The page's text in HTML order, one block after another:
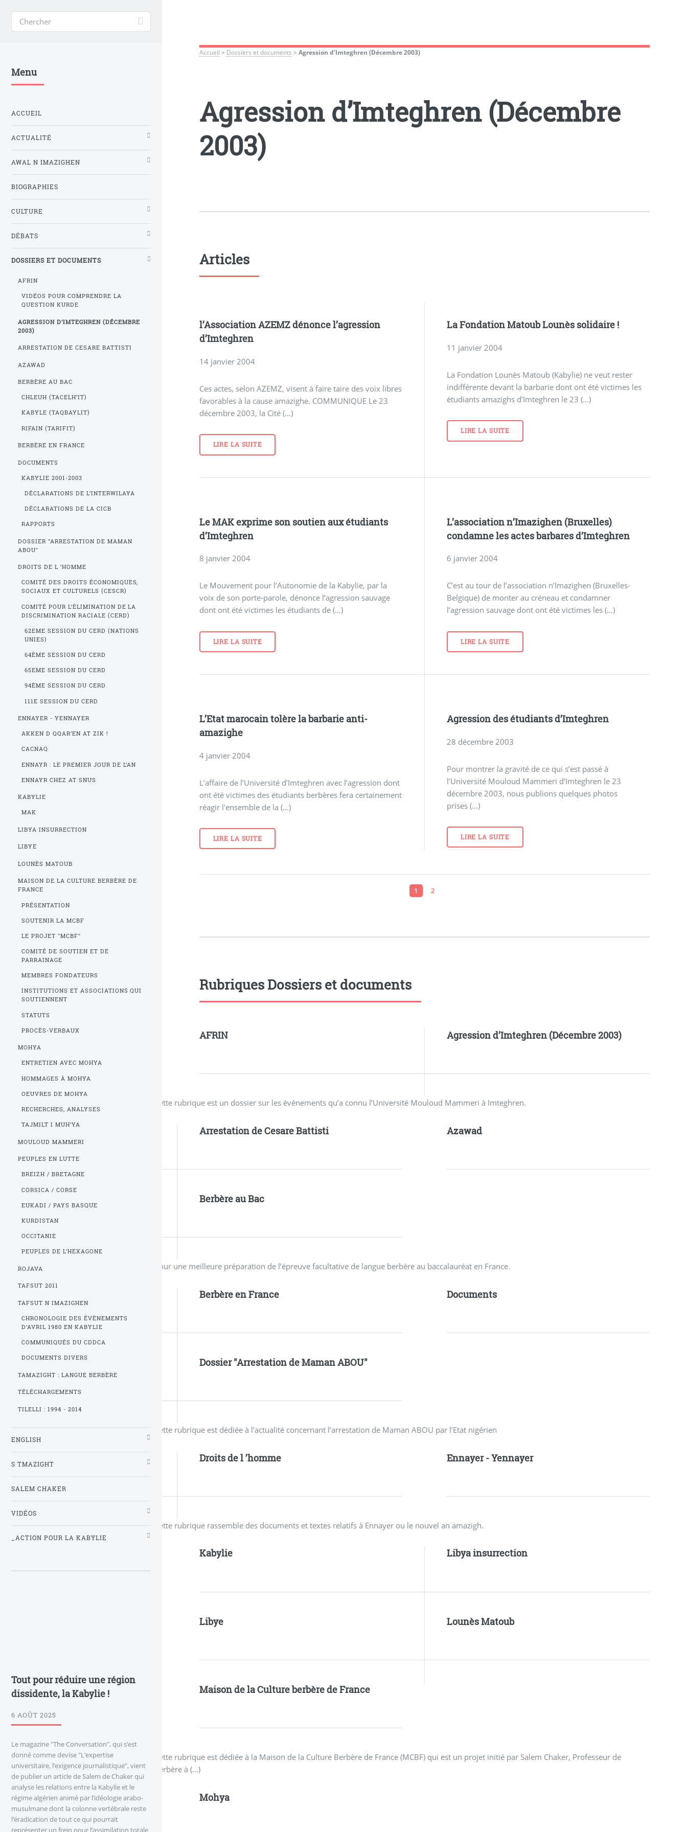
Accueil > Dossiers et documents >Agression d’Imteghren (Décembre 2003)
Agression d’Imteghren (Décembre
2003)
Articles
l’Association AZEMZ dénonce l’agression
d’Imteghren
14 janvier 2004
Ces actes, selon AZEMZ, visent à faire taire des voix libres
favorables à la cause amazighe. COMMUNIQUE Le 23
décembre 2003, la Cité (…)
LIRE LA SUITE
La Fondation Matoub Lounès solidaire !
11 janvier 2004
La Fondation Lounès Matoub (Kabylie) ne veut rester
indifférente devant la barbarie dont ont été victimes les
étudiants amazighs d’Imteghren le 23 (…)
LIRE LA SUITE
Le MAK exprime son soutien aux étudiants
d’Imteghren
8 janvier 2004
Le Mouvement pour l’Autonomie de la Kabylie, par la
voix de son porte-parole, dénonce l’agression sauvage
dont ont été victimes les étudiants de (…)
LIRE LA SUITE
L’association n’Imazighen (Bruxelles)
condamne les actes barbares d’Imteghren
6 janvier 2004
C’est au tour de l’association n’Imazighen (Bruxelles-
Belgique) de monter au créneau et condamner
l’agression sauvage dont ont été victimes les (…)
LIRE LA SUITE
L’Etat marocain tolère la barbarie anti-
amazighe
4 janvier 2004
L’affaire de l’Université d’Imteghren avec l’agression dont
ont été victimes des étudiants berbères fera certainement
réagir l’ensemble de la (…)
LIRE LA SUITE
Agression des étudiants d’Imteghren
28 décembre 2003
Pour montrer la gravité de ce qui s’est passé à
l’Université Mouloud Mammeri d’Imteghren le 23
décembre 2003, nous publions quelques photos
prises (…)
LIRE LA SUITE
1 2
Rubriques Dossiers et documents
AFRIN Agression d’Imteghren (Décembre 2003)
Cette rubrique est un dossier sur les événements qu’a connu l’Université Mouloud Mammeri à Imteghren.
Arrestation de Cesare Battisti Azawad
Berbère au Bac
Pour une meilleure préparation de l’épreuve facultative de langue berbère au baccalauréat en France.
Berbère en France Documents
Dossier "Arrestation de Maman ABOU"
Cette rubrique est dédiée à l’actualité concernant l’arrestation de Maman ABOU par l’Etat nigérien
Droits de l ’homme Ennayer - Yennayer
Cette rubrique rassemble des documents et textes relatifs à Ennayer ou le nouvel an amazigh.
Kabylie Libya insurrection
Libye Lounès Matoub
Maison de la Culture berbère de France
Cette rubrique est dédiée à la Maison de la Culture Berbère de France (MCBF) qui est un projet initié par Salem Chaker, Professeur de
berbère à (…)
Mohya
Menu
ACCUEIL
ACTUALITÉ
AWAL N IMAZIGHEN
BIOGRAPHIES
CULTURE
DÉBATS
DOSSIERS ET DOCUMENTS
AFRIN
VIDÉOS POUR COMPRENDRE LA
QUESTION KURDE
AGRESSION D’IMTEGHREN (DÉCEMBRE
2003)
ARRESTATION DE CESARE BATTISTI
AZAWAD
BERBÈRE AU BAC
CHLEUH (TACELH’IT)
KABYLE (TAQBAYLIT)
RIFAIN (TARIFIT)
BERBÈRE EN FRANCE
DOCUMENTS
KABYLIE 2001-2003
DÉCLARATIONS DE L’INTERWILAYA
DÉCLARATIONS DE LA CICB
RAPPORTS
DOSSIER "ARRESTATION DE MAMAN
ABOU"
DROITS DE L ’HOMME
COMITÉ DES DROITS ÉCONOMIQUES,
SOCIAUX ET CULTURELS (CESCR)
COMITÉ POUR L’ÉLIMINATION DE LA
DISCRIMINATION RACIALE (CERD)
62EME SESSION DU CERD (NATIONS
UNIES)
64ÈME SESSION DU CERD
65EME SESSION DU CERD
94ÈME SESSION DU CERD
111E SESSION DU CERD
ENNAYER - YENNAYER
AKKEN D QQAR’EN AT ZIK !
CACNAQ
ENNAYR : LE PREMIER JOUR DE L’AN
ENNAYR CHEZ AT SNUS
KABYLIE
MAK
LIBYA INSURRECTION
LIBYE
LOUNÈS MATOUB
MAISON DE LA CULTURE BERBÈRE DE
FRANCE
PRÉSENTATION
SOUTENIR LA MCBF
LE PROJET "MCBF"
COMITÉ DE SOUTIEN ET DE
PARRAINAGE
MEMBRES FONDATEURS
INSTITUTIONS ET ASSOCIATIONS QUI
SOUTIENNENT
STATUTS
PROCÈS-VERBAUX
MOHYA
ENTRETIEN AVEC MOHYA
HOMMAGES À MOHYA
OEUVRES DE MOHYA
RECHERCHES, ANALYSES
TAJMILT I MUH’YA
MOULOUD MAMMERI
PEUPLES EN LUTTE
BREIZH / BRETAGNE
CORSICA / CORSE
EUKADI / PAYS BASQUE
KURDISTAN
OCCITANIE
PEUPLES DE L’HEXAGONE
ROJAVA
TAFSUT 2011
TAFSUT N IMAZIGHEN
CHRONOLOGIE DES ÉVÈNEMENTS
D’AVRIL 1980 EN KABYLIE
COMMUNIQUÉS DU CDDCA
DOCUMENTS DIVERS
TAMAZIGHT : LANGUE BERBÈRE
TÉLÉCHARGEMENTS
TILELLI : 1994 - 2014
ENGLISH
S TMAZIGHT
SALEM CHAKER
VIDÉOS
_ACTION POUR LA KABYLIE
Tout pour réduire une région
dissidente, la Kabylie !
6 AOÛT 2025
Le magazine "The Conversation", qui s’est
donné comme devise "L’expertise
universitaire, l’exigence journalistique", vient
de publier un article de Salem de Chaker qui
analyse les relations entre la Kabylie et le
régime algérien animé par l’idéologie arabo-
musulmane dont la colonne vertébrale reste
l’éradication de tout ce qui pourrait
représenter un frein pour l’assimilation totale